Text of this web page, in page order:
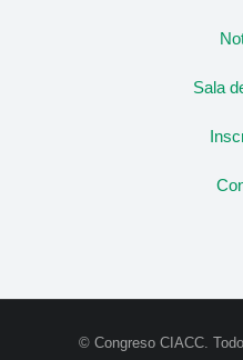
Sala
© Congreso CIACC.